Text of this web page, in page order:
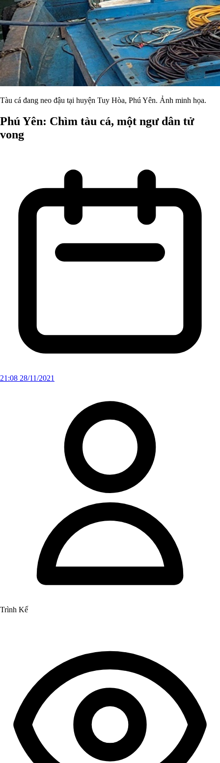
Tàu cá đang neo đậu tại huyện Tuy Hòa, Phú Yên. Ảnh minh họa.
Phú Yên: Chìm tàu cá, một ngư dân tử
vong
21:08 28/11/2021
Trình Kế